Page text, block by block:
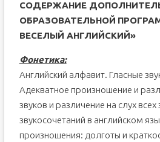
СОДЕРЖАНИЕ
ОБРАЗОВАТЕЛЬНОЙ
ВЕСЕЛЫЙ АНГЛИЙСКИЙ»
Фонетика:
Английский алфавит. Гласные
Адекватное произношение и
звуков и различение на слух всех
звукосочетаний в английском
произношения: долготы и